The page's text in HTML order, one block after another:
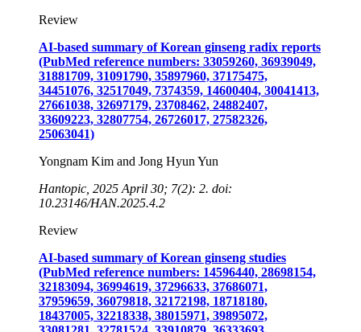
Review
AI-based summary of Korean ginseng radix reports
(PubMed reference numbers: 33059260, 36939049,
31881709, 31091790, 35897960, 37175475,
34451076, 32517049, 7374359, 14600404, 30041413,
27661038, 32697179, 23708462, 24882407,
33609223, 32807754, 26726017, 27582326,
25063041)
Yongnam Kim and Jong Hyun Yun
Hantopic, 2025 April 30; 7(2): 2. doi:
10.23146/HAN.2025.4.2
Review
AI-based summary of Korean ginseng studies
(PubMed reference numbers: 14596440, 28698154,
32183094, 36994619, 37296633, 37686071,
37959659, 36079818, 32172198, 18718180,
18437005, 32218338, 38015971, 39895072,